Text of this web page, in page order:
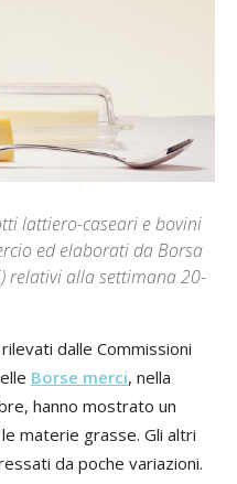
lattiero-caseari e bovini
ed elaborati da Borsa
relativi alla settimana 20-
dalle Commissioni
Borse merci, nella
hanno mostrato un
materie grasse. Gli altri
da poche variazioni.